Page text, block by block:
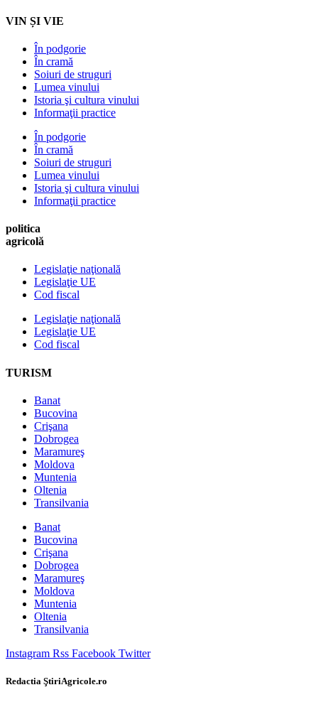
VIN ȘI VIE
În podgorie
În cramă
Soiuri de struguri
Lumea vinului
Istoria şi cultura vinului
Informaţii practice
În podgorie
În cramă
Soiuri de struguri
Lumea vinului
Istoria şi cultura vinului
Informaţii practice
politica
agricolă
Legislaţie naţională
Legislaţie UE
Cod fiscal
Legislaţie naţională
Legislaţie UE
Cod fiscal
TURISM
Banat
Bucovina
Crişana
Dobrogea
Maramureş
Moldova
Muntenia
Oltenia
Transilvania
Banat
Bucovina
Crişana
Dobrogea
Maramureş
Moldova
Muntenia
Oltenia
Transilvania
Instagram Rss Facebook Twitter
Redactia ŞtiriAgricole.ro